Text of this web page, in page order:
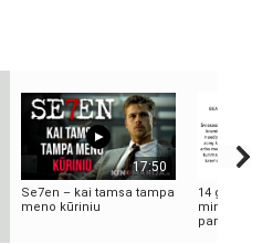
17:50
Se7en – kai tamsa tampa
meno kūriniu
14 grožio
minutės |
pamoka